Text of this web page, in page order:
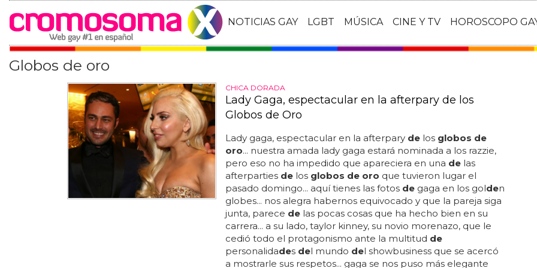
NOTICIAS GAY LGBT MÚSICA CINE Y TV HOROSCOPO
Globos de oro
CHICA DORADA
Lady Gaga, espectacular en la afterpary de los
Globos de Oro
Lady gaga, espectacular en la afterpary delos globos de
oro... nuestra amada lady gaga estará nominada a los razzie,
pero eso no ha impedido que apareciera en una delas
afterparties delos globos de oro que tuvieron lugar el
pasado domingo... aquí tienes las fotos degaga en los golden
globes... nos alegra habernos equivocado y que la pareja siga
junta, parece delas pocas cosas que ha hecho bien en su
carrera... a su lado, taylor kinney, su novio morenazo, que le
cedió todo el protagonismo ante la multitud de
personalidades del mundo del showbusiness que se acercó
a mostrarle sus respetos... gaga se nos puso más elegante